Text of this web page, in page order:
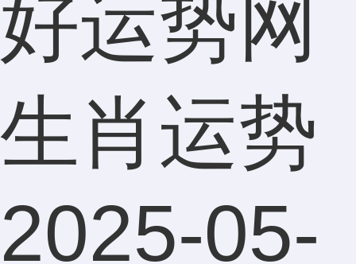
好运势网
生肖运势
2025-05-